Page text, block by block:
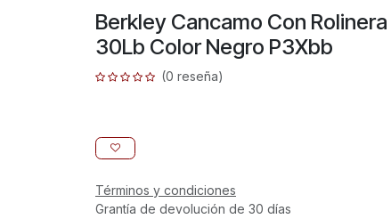
Berkley Cancamo Con
30Lb Color Negro P3Xbb
(0 reseña)
Términos y condiciones
Grantía de devolución de 30 días